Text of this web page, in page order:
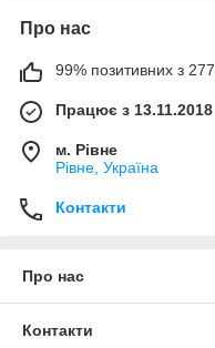
Про нас
99% позитивних з 277
Працює з 13.11.2018
м. Рівне
Рівне, Україна
Контакти
Про нас
Контакти